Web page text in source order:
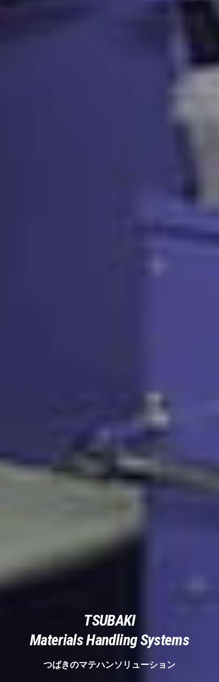
TSUBAKI
Materials Handling Systems
つばきのマテハンソリューション